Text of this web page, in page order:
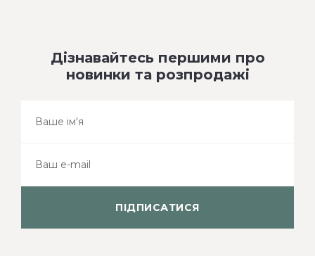
Дізнавайтесь першими про
новинки та розпродажі
ПІДПИСАТИСЯ